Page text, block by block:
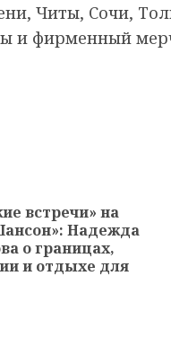
Читы, Сочи,
и фирменный
встречи» на
Надежда
о границах,
и отдыхе для